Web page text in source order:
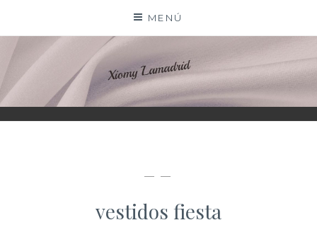
contenido
MENÚ
XIOMY LAMADRID
— —
vestidos fiesta